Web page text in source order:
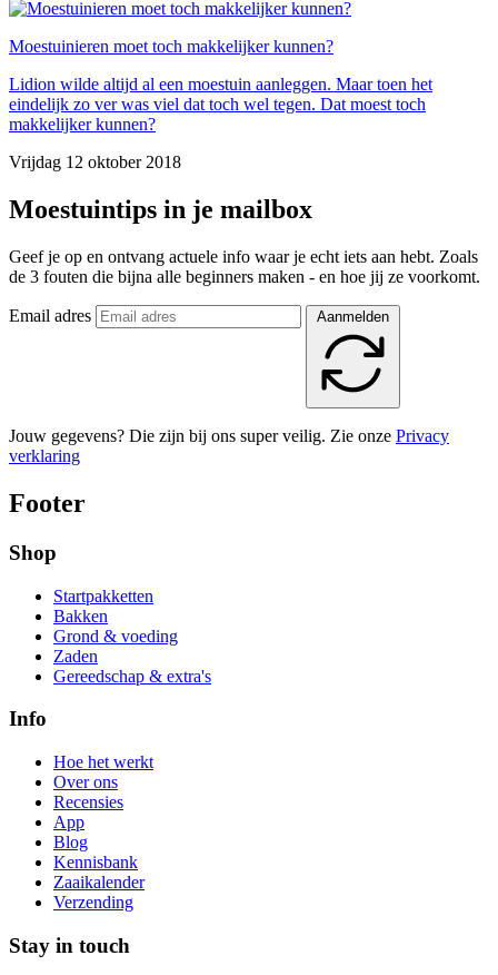
Moestuinieren moet toch makkelijker kunnen?
Lidion wilde altijd al een moestuin aanleggen. Maar toen het
eindelijk zo ver was viel dat toch wel tegen. Dat moest toch
makkelijker kunnen?
Vrijdag 12 oktober 2018
Moestuintips in je mailbox
Geef je op en ontvang actuele info waar je echt iets aan hebt. Zoals
de 3 fouten die bijna alle beginners maken - en hoe jij ze voorkomt.
Email adres Aanmelden
Jouw gegevens? Die zijn bij ons super veilig. Zie onze Privacy
verklaring
Footer
Shop
Startpakketten
Bakken
Grond & voeding
Zaden
Gereedschap & extra's
Info
Hoe het werkt
Over ons
Recensies
App
Blog
Kennisbank
Zaaikalender
Verzending
Stay in touch